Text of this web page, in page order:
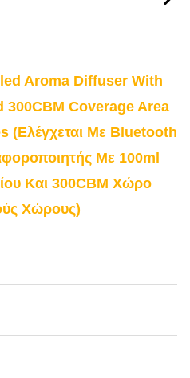
Aroma Diffuser With
Coverage Area
(Ελέγχεται Με Bluetooth
Με 100ml
Και 300CBM Χώρο
Χώρους)